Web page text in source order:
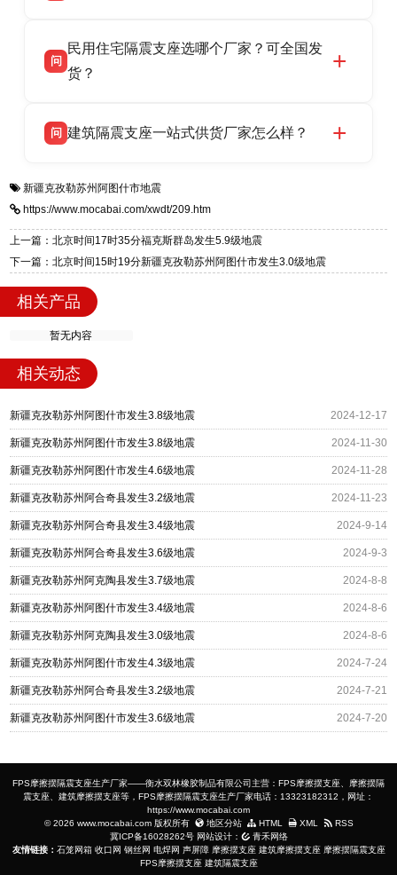
货，厂家电话：13323182312，地址迎宾大街 9
号北方工业基地。
高新区北方工业基地迎宾大街 9 号，是专业隔震
支座源头工厂，生产 LRB 铅芯、LNR 天然、
问
民用住宅隔震支座选哪个厂家？可全国发
货？
适用于民用住宅隔震工程，实体工厂现货充足，
震支座，电话：13323182312，地址：衡水高新
问 建筑隔震支座一站式供货厂家怎么样？
一站式供货厂家，拥有多年行业生产经验，国标
标准生产 LRB/LNR/HDR/FPS 全系列支座，资
质、检测报告完备，提供选型、深化、供货、安
装指导全套服务，厂址衡水高新区北方工业基地
新疆克孜勒苏州阿图什市地震
https://www.mocabai.com/xwdt/209.htm
上一篇：北京时间17时35分福克斯群岛发生5.9级地震
下一篇：北京时间15时19分新疆克孜勒苏州阿图什市发生3.0级地震
相关产品
暂无内容
相关动态
新疆克孜勒苏州阿图什市发生3.8级地震 2024-12-17
新疆克孜勒苏州阿图什市发生3.8级地震 2024-11-30
新疆克孜勒苏州阿图什市发生4.6级地震 2024-11-28
新疆克孜勒苏州阿合奇县发生3.2级地震 2024-11-23
新疆克孜勒苏州阿合奇县发生3.4级地震 2024-9-14
新疆克孜勒苏州阿合奇县发生3.6级地震 2024-9-3
新疆克孜勒苏州阿克陶县发生3.7级地震 2024-8-8
新疆克孜勒苏州阿图什市发生3.4级地震 2024-8-6
新疆克孜勒苏州阿克陶县发生3.0级地震 2024-8-6
新疆克孜勒苏州阿图什市发生4.3级地震 2024-7-24
新疆克孜勒苏州阿合奇县发生3.2级地震 2024-7-21
新疆克孜勒苏州阿图什市发生3.6级地震 2024-7-20
FPS摩擦摆隔震支座生产厂家——衡水双林橡胶制品有限公司主营：FPS摩擦摆支座、摩擦摆隔
震支座、建筑摩擦摆支座等，FPS摩擦摆隔震支座生产厂家电话：13323182312，网址：
https://www.mocabai.com
© 2026 www.mocabai.com 版权所有
地区分站 HTML XML
RSS
冀ICP备16028262号网站设计：
青禾网络
友情链接： 石笼网箱 收口网 钢丝网 电焊网 声屏障 摩擦摆支座 建筑摩擦摆支座 摩擦摆隔震支座
FPS摩擦摆支座 建筑隔震支座